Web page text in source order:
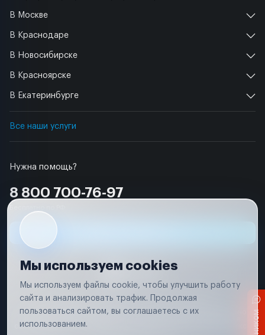
Нужна помощь?
8 800 700-76-97
В Москве
В Краснодаре
В Новосибирске
В Красноярске
В Екатеринбурге
Все наши услуги
Условия использования
Удаление аккаунта
Вся информация, представленная на сайте, носит исключительно
соответствии с положениями статьи 437 (п. 2) Гражданского кодекса
Мы используем cookies
Мы используем файлы cookie, чтобы улучшить работу
сайта и анализировать трафик. Продолжая
пользоваться сайтом, вы соглашаетесь с их
использованием.